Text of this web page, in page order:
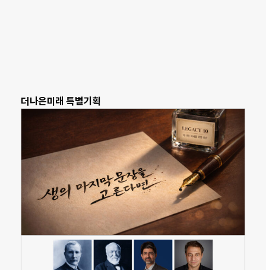
더나은미래 특별기획